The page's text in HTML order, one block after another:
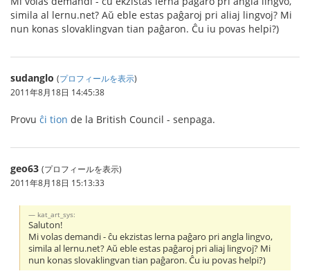
simila al lernu.net? Aŭ eble estas paĝaroj pri aliaj lingvoj? Mi
nun konas slovaklingvan tian paĝaron. Ĉu iu povas helpi?)
sudanglo (プロフィールを表示)
2011年8月18日 14:45:38
Provu ĉi tion de la British Council - senpaga.
geo63 (プロフィールを表示)
2011年8月18日 15:13:33
kat_art_sys:
Saluton!
Mi volas demandi - ĉu ekzistas lerna paĝaro pri angla lingvo,
simila al lernu.net? Aŭ eble estas paĝaroj pri aliaj lingvoj? Mi
nun konas slovaklingvan tian paĝaron. Ĉu iu povas helpi?)